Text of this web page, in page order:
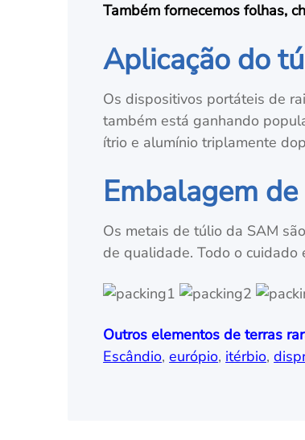
Também fornecemos folhas,
Aplicação do
Os dispositivos portáteis de
também está ganhando
ítrio e alumínio triplamente
Embalagem
Os metais de túlio da SAM
de qualidade. Todo o
Outros elementos de terras
Escândio,európio, itérbio,